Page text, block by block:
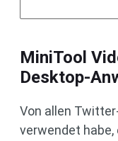
MiniTool
Desktop-
Von allen
verwendet habe,